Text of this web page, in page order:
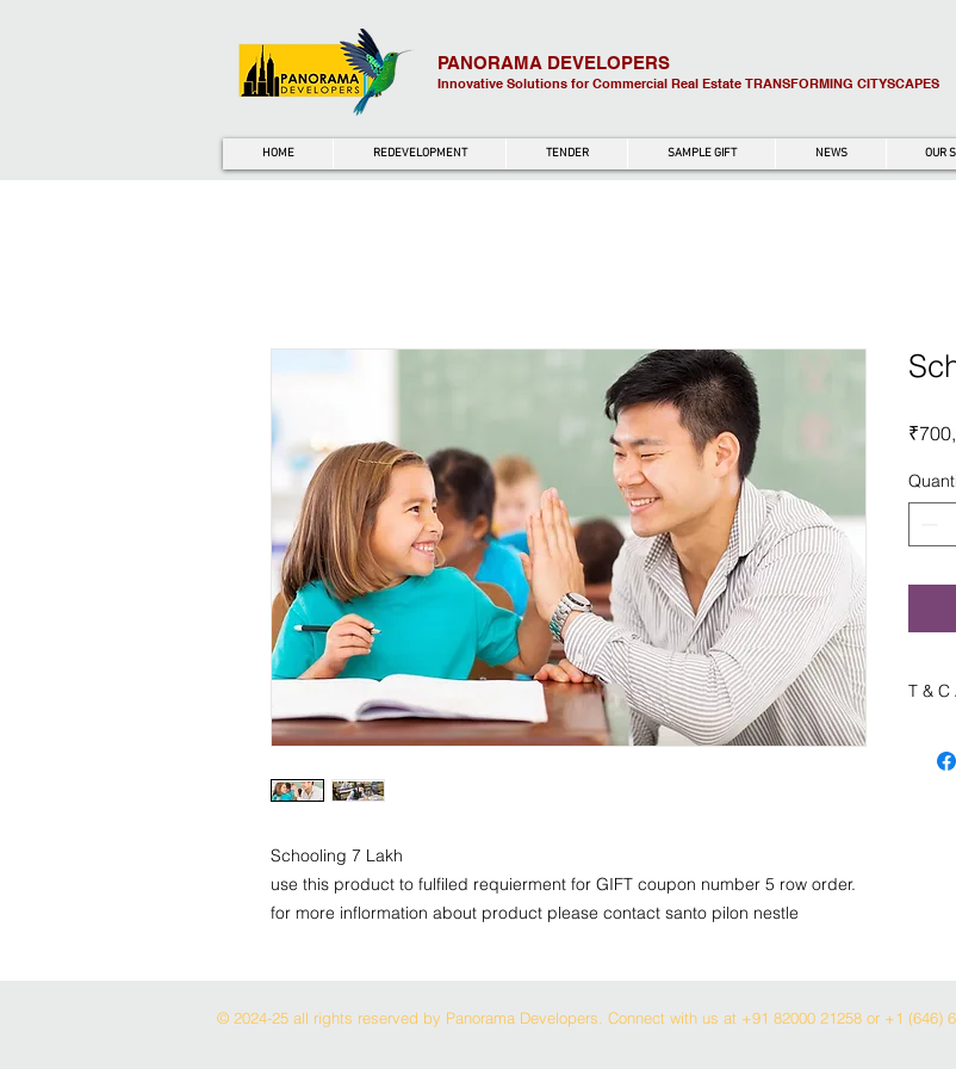
PANORAMA DEVELOPERS
Innovative Solutions for Commercial Real Estate TRANSFORMING CITYSCAPES
HOME REDEVELOPMENT TENDER SAMPLE GIFT NEWS OUR
Schooling 7 Lakh
use this product to fulfiled requierment for GIFT coupon number 5 row order.
for more inflormation about product please contact santo pilon nestle
T &
સપ્રુ
BHK
© 2024-25 all rights reserved by Panorama Developers. Connect with us at +91 82000 21258 or +1 (646)